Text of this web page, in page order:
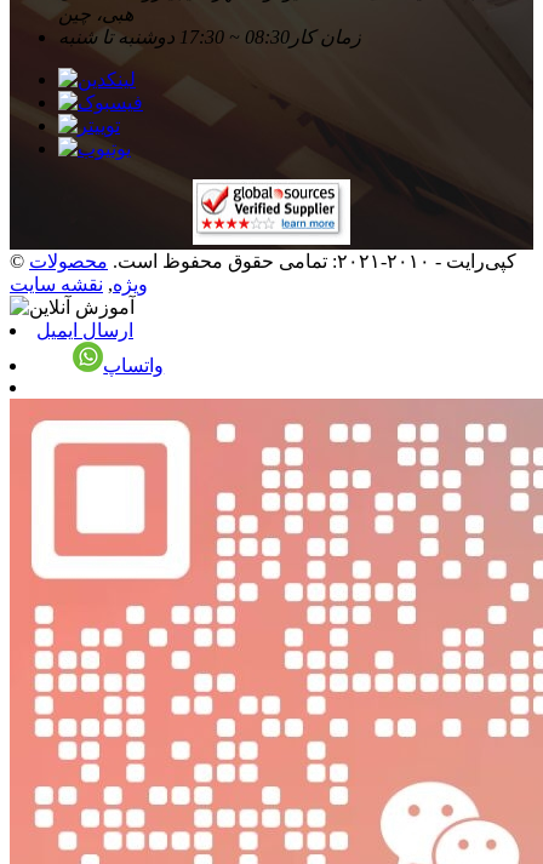
هبی، چین
زمان کار 08:30 ~ 17:30 دوشنبه تا شنبه
© کپی‌رایت - ۲۰۱۰-۲۰۲۱: تمامی حقوق محفوظ است.
محصولات
ویژه, نقشه سایت
ارسال ایمیل
واتساپ